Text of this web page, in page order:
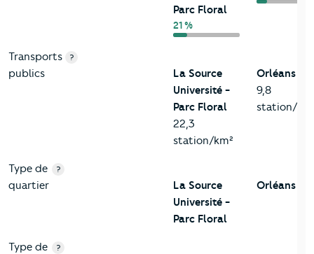
Parc Floral
21 %
Transports
publics
?
La Source
Université -
Parc Floral
22,3
station/km²
Orléans
9,8
station/
Type de
quartier
?
La Source
Université -
Parc Floral
Orléans
Type de
?